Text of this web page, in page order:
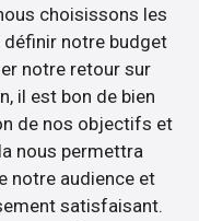
choisissons les
définir notre budget
notre retour sur
il est bon de bien
de nos objectifs et
nous permettra
notre audience et
satisfaisant.